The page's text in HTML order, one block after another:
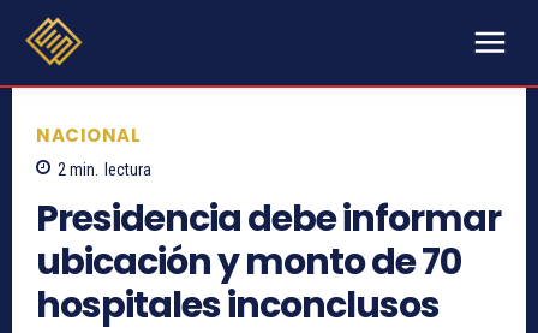
NACIONAL
2 min. lectura
Presidencia debe informar
ubicación y monto de 70
hospitales inconclusos